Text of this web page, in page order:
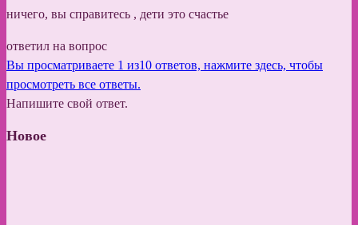
ничего, вы справитесь , дети это счастье
ответил на вопрос
Вы просматриваете 1 из10 ответов, нажмите здесь, чтобы
просмотреть все ответы.
Напишите свой ответ.
Новое